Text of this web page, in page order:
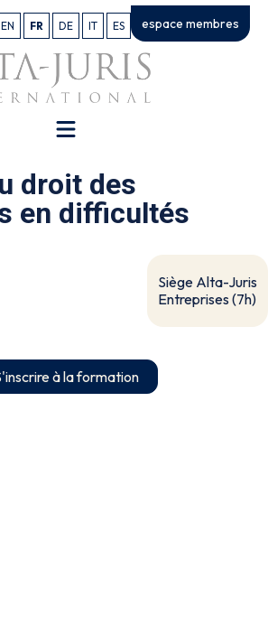
EN FR DE IT ES espace membres
droit des
en difficultés
Siège Alta-Juris
Entreprises (7h)
à la formation